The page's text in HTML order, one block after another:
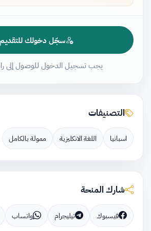
سجّل دخولك للتقديم
يجب تسجيل الدخول للوصول إلى
التصنيفات
اسبانيا اللغة الانكليزية ممولة بالكامل
شارك المنحة
فيسبوك تيليجرام واتساب